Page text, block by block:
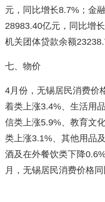
元，同比增长8.7%；金
28983.40亿元，同比增
机关团体贷款余额
七、物价
4月份，无锡居民消费价
着类上涨3.4%、生活用
信类上涨5.9%、教育文
类上涨3.1%、其他用品
酒及在外餐饮类下降
月，无锡居民消费价格同